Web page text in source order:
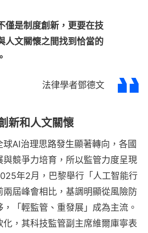
僅是制度創新，更要在技
人文關懷之間找到恰當的
法律學者鄧德文
新和人文關懷
AI治理思路發生顯著轉向，各國
與競爭力培育，所以監管力度呈現
年2月，巴黎舉行「人工智能行
兩屆峰會相比，基調明顯從風險防
「輕監管、重發展」成為主流。
，其科技監管副主席維爾庫寧表